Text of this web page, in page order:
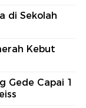
di Sekolah
Kebut
Gede Capai 1